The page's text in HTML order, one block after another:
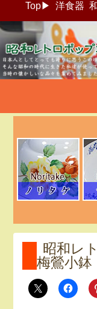
Top▶ 洋食器
昭和レ
貨通
昭和レ
梅鶯小鉢